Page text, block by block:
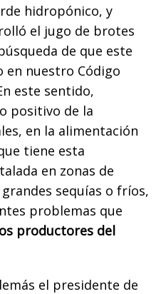
hidropónico, y
el jugo de brotes
de que este
en nuestro Código
este sentido,
positivo de la
en la alimentación
tiene esta
en zonas de
sequías o fríos,
problemas que
productores del
el presidente de